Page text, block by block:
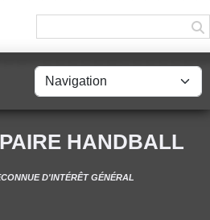
HANDBALL
D'INTÉRÊT GÉNÉRAL